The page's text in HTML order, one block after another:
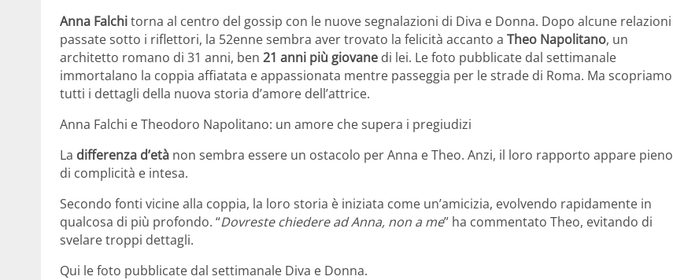
Anna Falchitorna al centro del gossip con le nuove segnalazioni di Diva e Donna. Dopo alcune relazioni
passate sotto i riflettori, la 52enne sembra aver trovato la felicità accanto a Theo Napolitano, un
architetto romano di 31 anni, ben 21 anni più giovane di lei. Le foto pubblicate dal settimanale
immortalano la coppia affiatata e appassionata mentre passeggia per le strade di Roma. Ma scopriamo
tutti i dettagli della nuova storia d’amore dell’attrice.
Anna Falchi e Theodoro Napolitano: un amore che supera i pregiudizi
La differenza d’età non sembra essere un ostacolo per Anna e Theo. Anzi, il loro rapporto appare pieno
di complicità e intesa.
Secondo fonti vicine alla coppia, la loro storia è iniziata come un’amicizia, evolvendo rapidamente in
qualcosa di più profondo. “Dovreste chiedere ad Anna, non a me” ha commentato Theo, evitando di
svelare troppi dettagli.
Qui le foto pubblicate dal settimanale Diva e Donna.